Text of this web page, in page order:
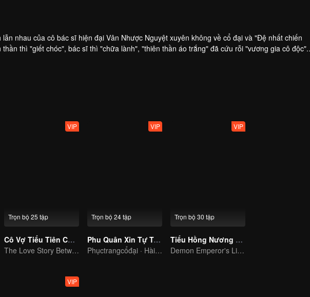
nhau của cô bác sĩ hiện đại Vân Nhược Nguyệt xuyên không về cổ đại và "Đệ nhất chiến
thì "giết chóc", bác sĩ thì "chữa lành", "thiên thần áo trắng" đã cứu rỗi "vương gia cô độc".
thông minh trí tuệ, có dũng có mưu, mang trên mình mối thù giết cha. Vân Nhược Nguyệt
hồn, hai con người từ chê ghét nhau, đến buông bỏ định kiến, rồi có tình cảm với nhau, và
lòng với nhau, đồng tâm hiệp lực, chữa lành cho bách tính trong thiên hạ, giải quyết những
tựu to lớn.
Trọn bộ 25 tập
VIP
Cô Vợ Tiểu Tiên Của Công Tử Dạ Tộc
The Love Story Between a Lively Fairy and a Cold-faced Devil
Trọn bộ 24 tập
VIP
Phu Quân Xin Tự Trọng
Phụctrangcổđại · Hàikịch
Trọn bộ 30 tập
VIP
Tiểu Hồng Nương Của Yêu Hoàng Đại Nhân
Demon Emperor's Little Matchmaker
VIP